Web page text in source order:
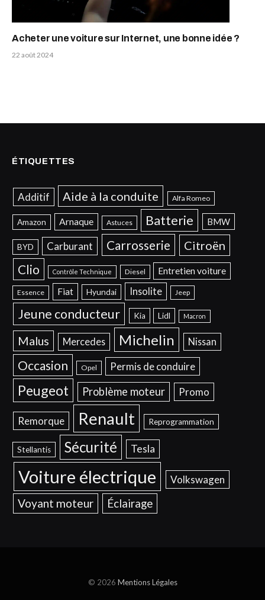
Acheter une voiture sur Internet, une bonne idée ?
22 août 2024
ÉTIQUETTES
Additif Aide à la conduite Alfa Romeo
Amazon Arnaque Astuces Batterie BMW
BYD Carburant Carrosserie Citroën
Clio Contrôle Technique Diesel Entretien voiture
Essence Fiat Hyundai Insolite Jeep
Jeune conducteur Kia Lidl Macron
Malus Mercedes Michelin Nissan
Occasion Opel Permis de conduire
Peugeot Problème moteur Promo
Remorque Renault Reprogrammation
Stellantis Sécurité Tesla
Voiture électrique Volkswagen
Voyant moteur Éclairage
© 2026 Mentions Légales